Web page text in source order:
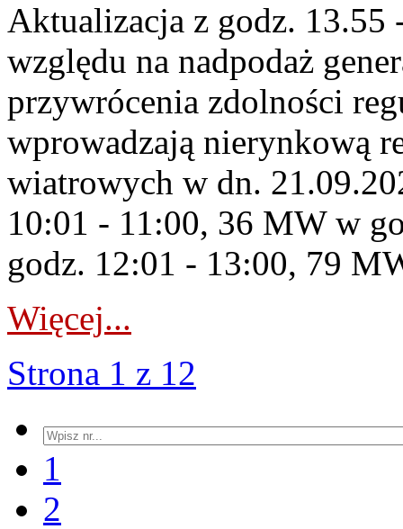
Aktualizacja z godz. 13.55
względu na nadpodaż
przywrócenia zdolności
wprowadzają nierynkową
wiatrowych w dn.
10:01 - 11:00, 36 MW w
godz. 12:01 - 13:00, 79
Więcej...
Strona 1 z 12
1
2